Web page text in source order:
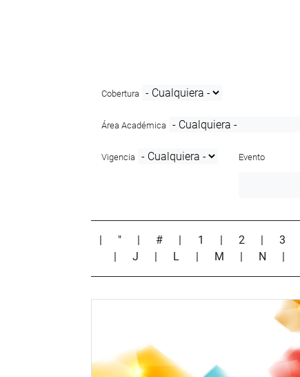
Cobertura
Área Académica
Vigencia Evento
" # 1 2 |3
J L M N